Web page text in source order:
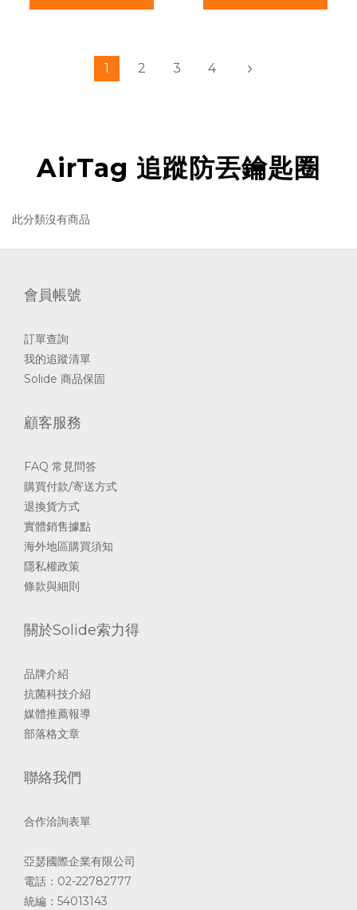
1 2 3 4
AirTag 追蹤防丟鑰匙圈
此分類沒有商品
會員帳號
訂單查詢
我的追蹤清單
Solide 商品保固
顧客服務
FAQ 常見問答
購買付款/寄送方式
退換貨方式
實體銷售據點
海外地區購買須知
隱私權政策
條款與細則
關於Solide索力得
品牌介紹
抗菌科技介紹
媒體推薦報導
部落格文章
聯絡我們
合作洽詢表單
亞瑟國際企業有限公司
電話：02-22782777
統編：54013143